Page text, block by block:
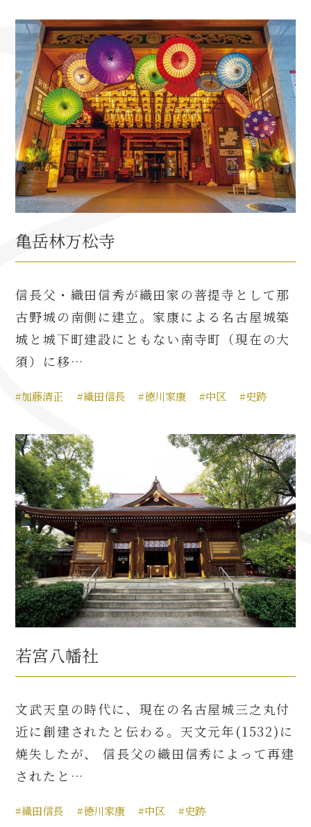
利家関連 史跡 一覧
犬千代ルート
加藤清正と名古屋の関係
清正関連 史跡 一覧
名古屋＜清正＞観光モデルコース
亀岳林万松寺
信長父・織田信秀が織田家の菩提寺として那
古野城の南側に建立。家康による名古屋城築
城と城下町建設にともない南寺町（現在の大
須）に移…
#加藤清正 #織田信長 #徳川家康 #中区 #史跡
若宮八幡社
文武天皇の時代に、現在の名古屋城三之丸付
近に創建されたと伝わる。天文元年(1532)に
焼失したが、 信長父の織田信秀によって再建
されたと…
#織田信長 #徳川家康 #中区 #史跡